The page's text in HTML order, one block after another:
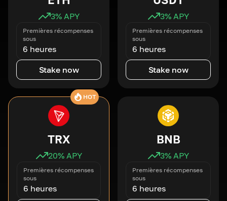
3% APY
Premières récompenses
sous
6 heures
Stake now
3% APY
Premières récompenses
sous
6 heures
Stake now
HOT
TRX
20% APY
Premières récompenses
sous
6 heures
BNB
3% APY
Premières récompenses
sous
6 heures